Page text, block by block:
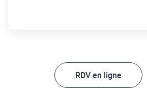
RDV en ligne